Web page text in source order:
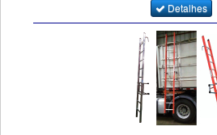
Detalhes